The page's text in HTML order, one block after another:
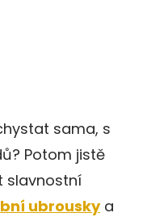
sama, s
Potom jistě
slavnostní
ubrouskya